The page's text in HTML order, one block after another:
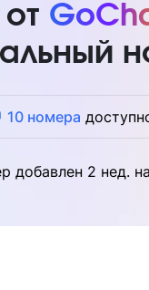
10 номера
добавлен 2 нед.